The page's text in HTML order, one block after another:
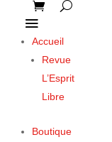
Accueil
Revue
L’Esprit
Libre
Boutique